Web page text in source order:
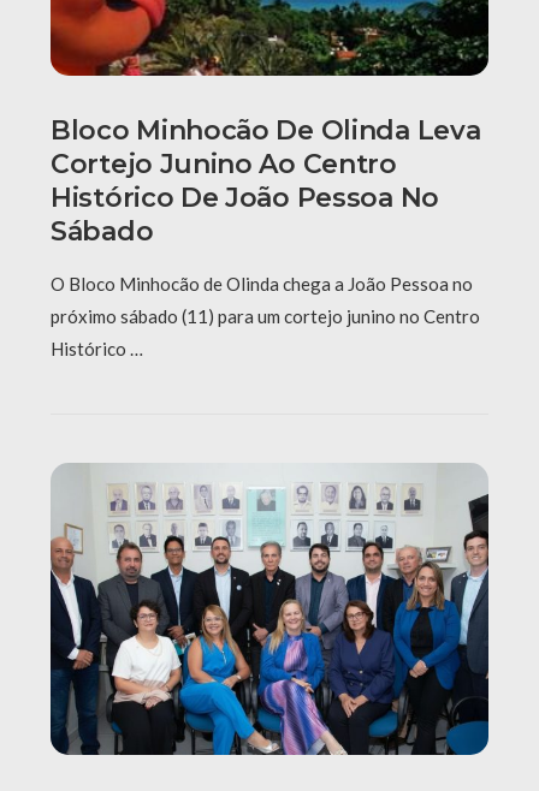
Bloco Minhocão De Olinda Leva
Cortejo Junino Ao Centro
Histórico De João Pessoa No
Sábado
O Bloco Minhocão de Olinda chega a João Pessoa no
próximo sábado (11) para um cortejo junino no Centro
Histórico …